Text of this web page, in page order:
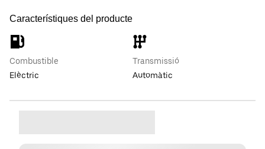
Característiques del producte
Combustible
Elèctric
Transmissió
Automàtic